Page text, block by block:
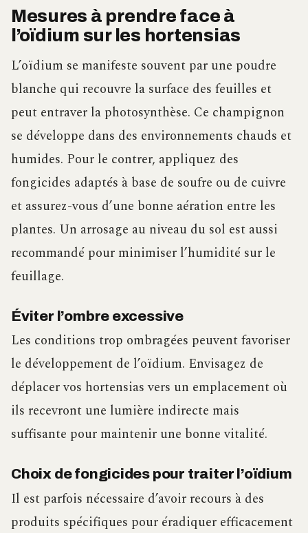
Mesures à prendre face à
l’oïdium sur les hortensias
L’oïdium se manifeste souvent par une poudre
blanche qui recouvre la surface des feuilles et
peut entraver la photosynthèse. Ce champignon
se développe dans des environnements chauds et
humides. Pour le contrer, appliquez des
fongicides adaptés à base de soufre ou de cuivre
et assurez-vous d’une bonne aération entre les
plantes. Un arrosage au niveau du sol est aussi
recommandé pour minimiser l’humidité sur le
feuillage.
Éviter l’ombre excessive
Les conditions trop ombragées peuvent favoriser
le développement de l’oïdium. Envisagez de
déplacer vos hortensias vers un emplacement où
ils recevront une lumière indirecte mais
suffisante pour maintenir une bonne vitalité.
Choix de fongicides pour traiter l’oïdium
Il est parfois nécessaire d’avoir recours à des
produits spécifiques pour éradiquer efficacement